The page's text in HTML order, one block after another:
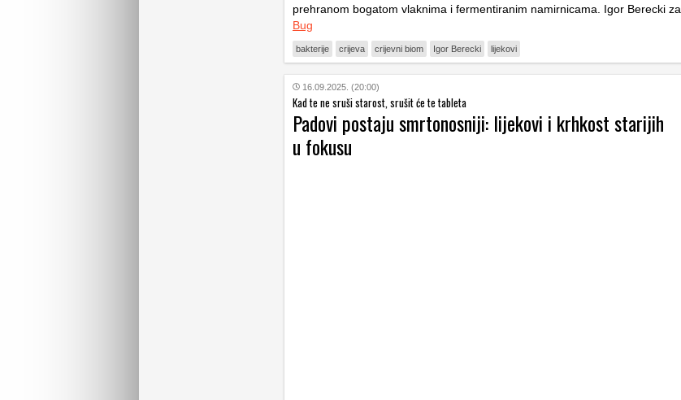
prehranom bogatom vlaknima i fermentiranim namirnicama. Igor Berecki za
Bug
bakterije crijeva crijevni biom Igor Berecki lijekovi
16.09.2025. (20:00)
Kad te ne sruši starost, srušit će te tableta
Padovi postaju smrtonosniji: lijekovi i krhkost starijih
u fokusu